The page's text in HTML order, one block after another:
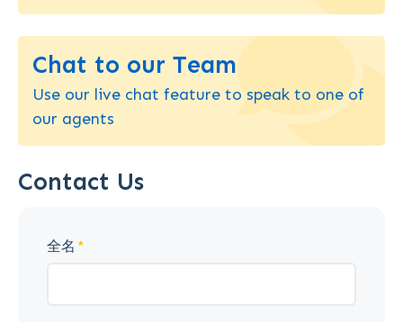
Chat to our Team
Use our live chat feature to speak to one of
our agents
Contact Us
全名